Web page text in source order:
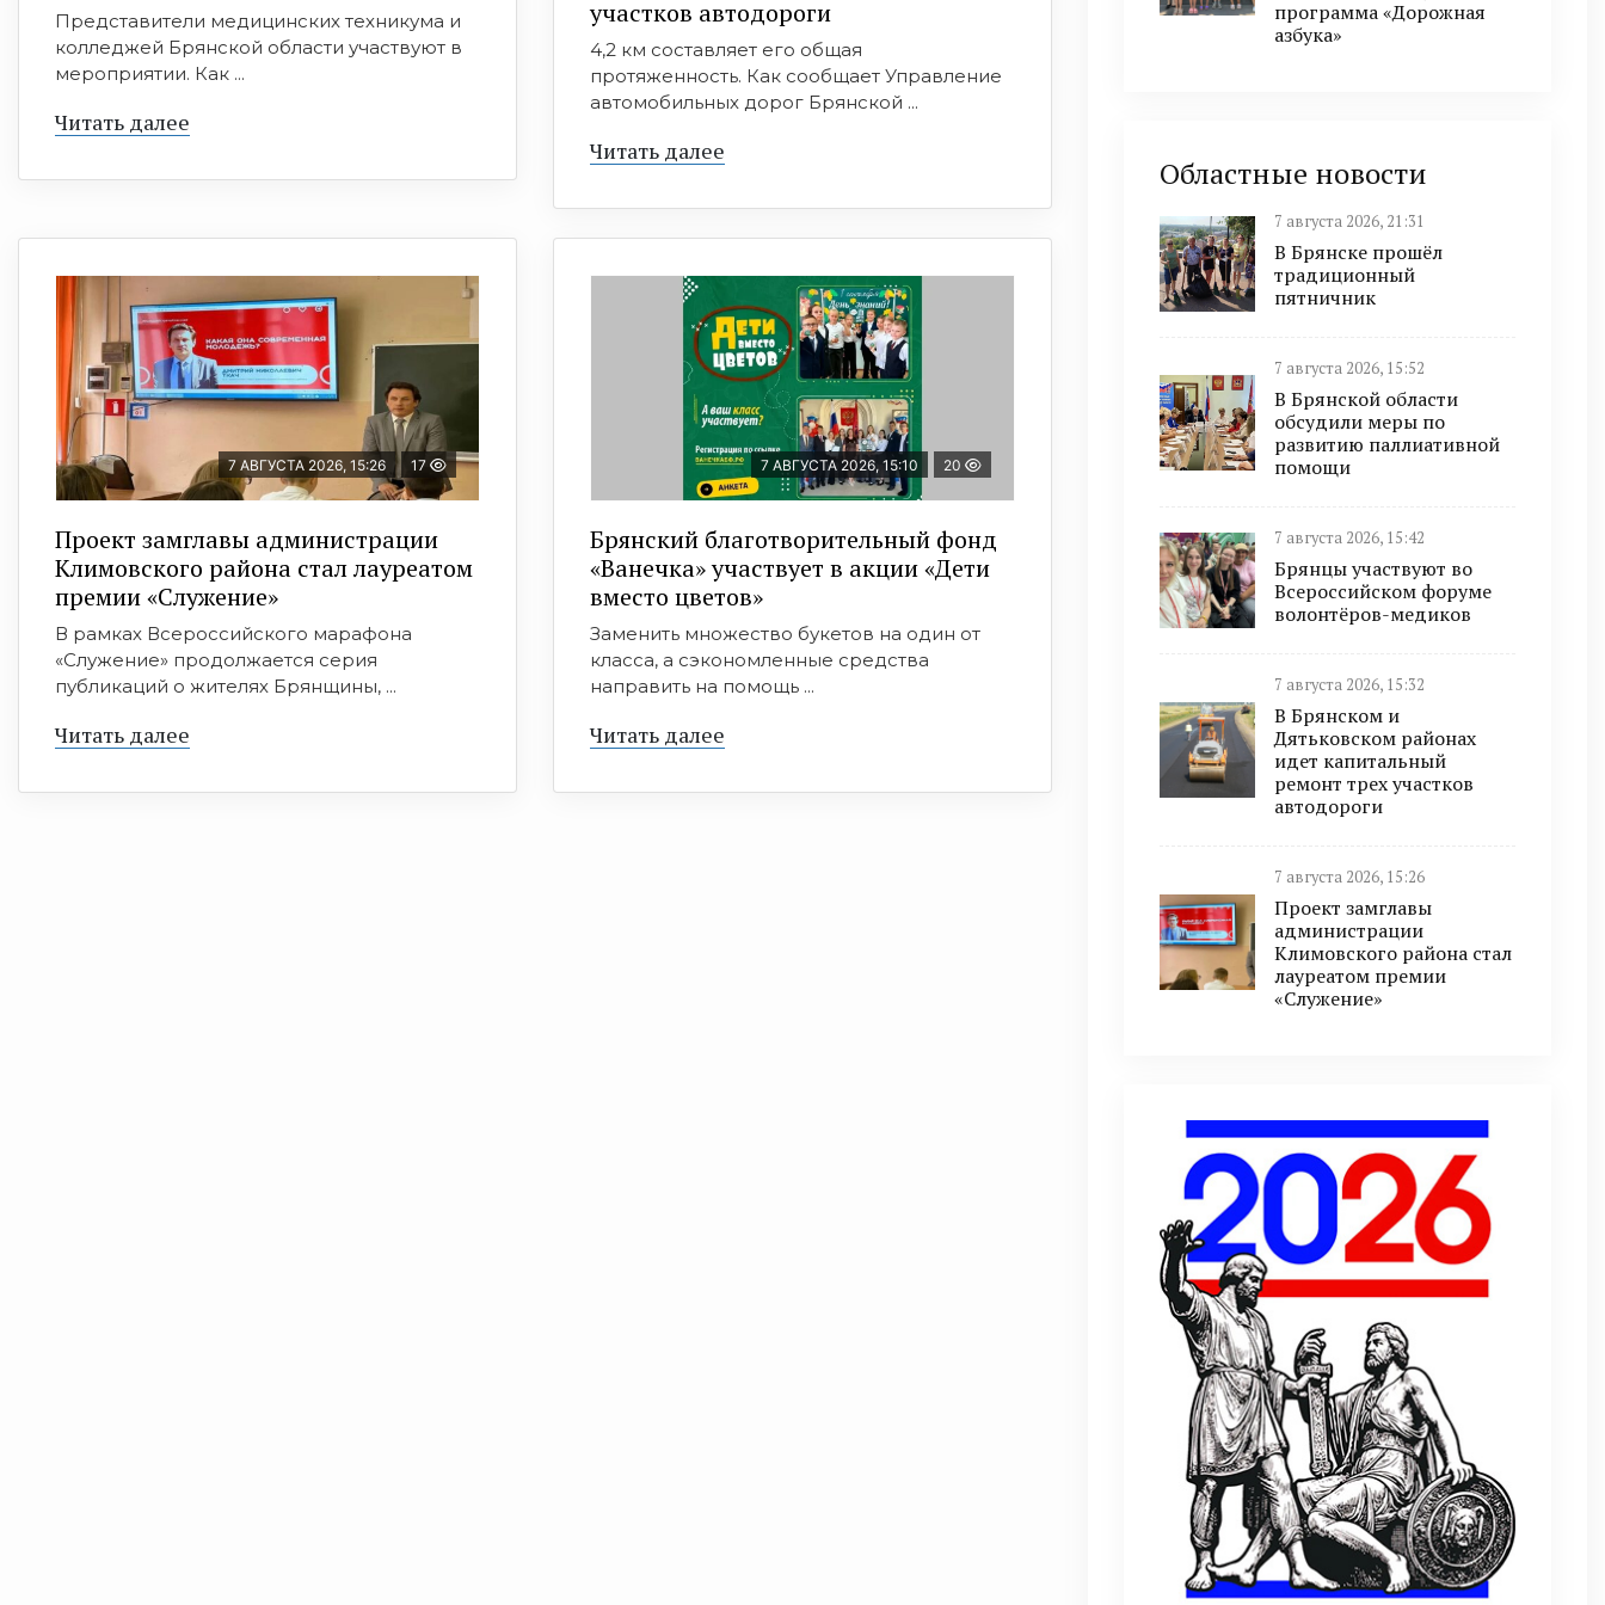
Представители медицинских техникума и
колледжей Брянской области участвуют в
мероприятии. Как ...
Читать далее
участков автодороги
4,2 км составляет его общая
протяженность. Как сообщает Управление
автомобильных дорог Брянской ...
Читать далее
7 АВГУСТА 2026, 15:26 17
Проект замглавы администрации
Климовского района стал лауреатом
премии «Служение»
В рамках Всероссийского марафона
«Служение» продолжается серия
публикаций о жителях Брянщины, ...
Читать далее
7 АВГУСТА 2026, 15:10 20
Брянский благотворительный фонд
«Ванечка» участвует в акции «Дети
вместо цветов»
Заменить множество букетов на один от
класса, а сэкономленные средства
направить на помощь ...
Читать далее
программа «Дорожная
азбука»
Областные новости
7 августа 2026, 21:31
В Брянске прошёл
традиционный
пятничник
7 августа 2026, 15:52
В Брянской области
обсудили меры по
развитию паллиативной
помощи
7 августа 2026, 15:42
Брянцы участвуют во
Всероссийском форуме
волонтёров-медиков
7 августа 2026, 15:32
В Брянском и
Дятьковском районах
идет капитальный
ремонт трех участков
автодороги
7 августа 2026, 15:26
Проект замглавы
администрации
Климовского района стал
лауреатом премии
«Служение»